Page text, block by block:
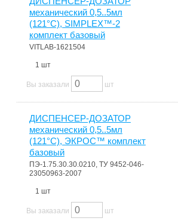
механический 0,5..5мл
(121°С), SIMPLEX™-2
комплект базовый
VITLAB-1621504
1 шт
Вы заказали шт
ДИСПЕНСЕР-ДОЗАТОР
механический 0,5..5мл
(121°С), ЭКРОС™ комплект
базовый
ПЭ-1.75.30.30.0210, ТУ 9452-046-
23050963-2007
1 шт
Вы заказали шт